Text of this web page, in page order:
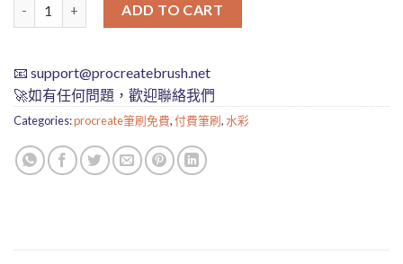
ADD TO CART
📧 support@procreatebrush.net
🚀如有任何問題，歡迎聯絡我們
Categories:procreate筆刷免費,付費筆刷, 水彩